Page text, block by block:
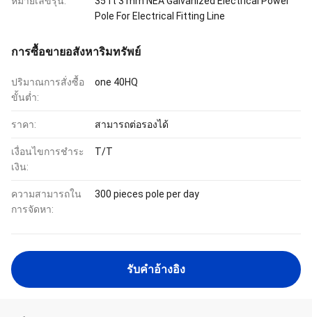
Pole For Electrical Fitting Line
การซื้อขายอสังหาริมทรัพย์
ปริมาณการสั่งซื้อ
ขั้นต่ำ:
one 40HQ
ราคา: สามารถต่อรองได้
เงื่อนไขการชำระ
เงิน:
T/T
ความสามารถใน
การจัดหา:
300 pieces pole per day
รับคําอ้างอิง